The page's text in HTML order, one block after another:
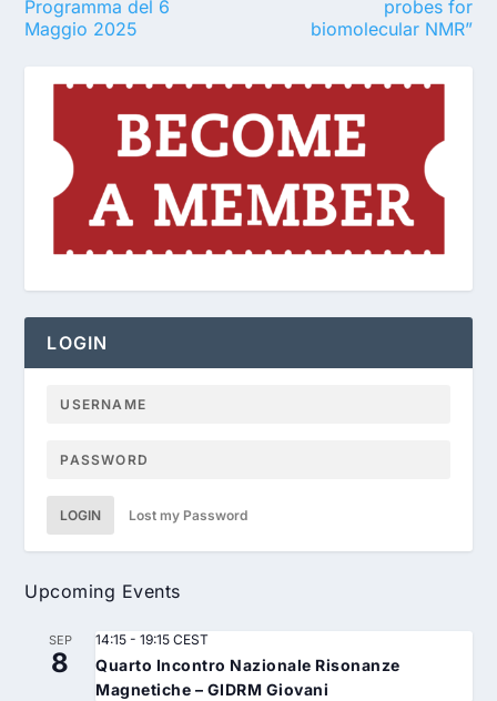
Programma del 6
Maggio 2025
probes for
biomolecular NMR”
LOGIN
LOGIN Lost my Password
Upcoming Events
SEP
8
14:15 -19:15 CEST
Quarto Incontro Nazionale Risonanze
Magnetiche – GIDRM Giovani